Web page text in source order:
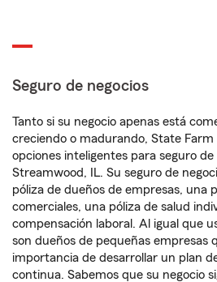
Seguro de negocios
Tanto si su negocio apenas está
creciendo o madurando, State Farm
opciones inteligentes para seguro de
Streamwood, IL. Su seguro de
póliza de dueños de empresas, una
comerciales, una póliza de salud
compensación laboral. Al igual que
son dueños de pequeñas empresas
importancia de desarrollar un plan
continua. Sabemos que su negocio